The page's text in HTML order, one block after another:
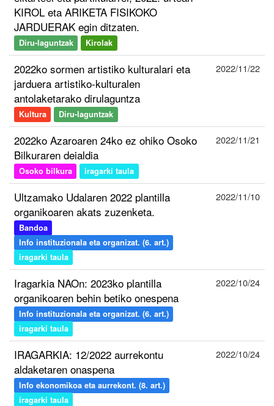
KIROL eta ARIKETA FISIKOKO
JARDUERAK egin ditzaten.
Diru-laguntzak Kirolak
2022ko sormen artistiko kulturalari eta
jarduera artistiko-kulturalen
antolaketarako dirulaguntza
Kultura Diru-laguntzak
2022/11/22
2022ko Azaroaren 24ko ez ohiko Osoko
Bilkuraren deialdia
Osoko bilkura iragarki taula
2022/11/21
Ultzamako Udalaren 2022 plantilla
organikoaren akats zuzenketa.
Bandoa
Info instituzionala eta organizat. (6. art.)
iragarki taula
2022/11/10
Iragarkia NAOn: 2023ko plantilla
organikoaren behin betiko onespena
Info instituzionala eta organizat. (6. art.)
iragarki taula
2022/10/24
IRAGARKIA: 12/2022 aurrekontu
aldaketaren onaspena
Info ekonomikoa eta aurrekont. (8. art.)
iragarki taula
2022/10/24